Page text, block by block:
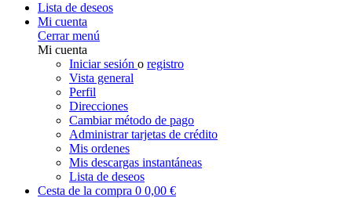
Lista de deseos
Mi cuenta
Cerrar menú
Mi cuenta
Iniciar sesión o registro
Vista general
Perfil
Direcciones
Cambiar método de pago
Administrar tarjetas de crédito
Mis ordenes
Mis descargas instantáneas
Lista de deseos
Cesta de la compra 0 0,00 €